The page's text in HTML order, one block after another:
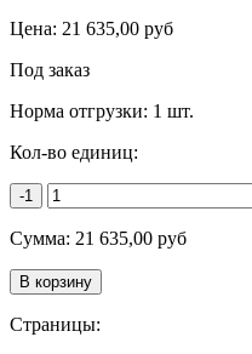
Цена: 21 635,00 руб
Под заказ
Норма отгрузки: 1 шт.
Кол-во единиц:
-1
Сумма: 21 635,00 руб
Страницы: